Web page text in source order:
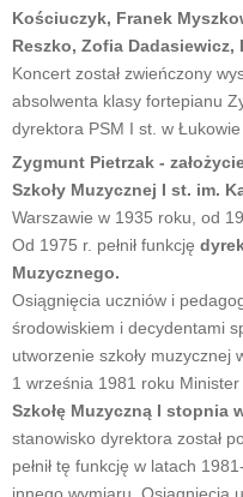
Kościuczyk, Franek
Reszko, Zofia
Koncert został zwieńczony
absolwenta klasy fortepianu
dyrektora PSM I st. w
Zygmunt Pietrzak -
Szkoły Muzycznej I st. im.
Warszawie w 1935 roku, od
Od 1975 r. pełnił funkcję
Muzycznego.
Osiągnięcia uczniów i
środowiskiem i decydentami
utworzenie szkoły muzycznej
1 września 1981 roku Minister
Szkołę Muzyczną I stopnia
stanowisko dyrektora został
pełnił tę funkcję w latach